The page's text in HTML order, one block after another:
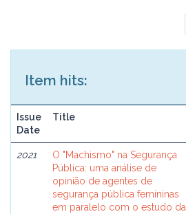
Item hits:
Issue
Date
Title
2021
O "Machismo" na Segurança
Pública: uma análise de
opinião de agentes de
segurança pública femininas
em paralelo com o estudo da